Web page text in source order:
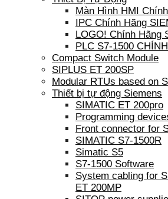
Màn Hình HMI
IPC Chính Hãng
LOGO! Chính Hãng
PLC S7-1500
Compact Switch Module
SIPLUS ET 200SP
Modular RTUs based on
Thiết bị tự động Siemens
SIMATIC ET 200pro
Programming
Front connector for
SIMATIC S7-1500R
Simatic S5
S7-1500 Software
System cabling for
ET 200MP